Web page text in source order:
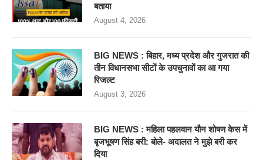
बताया
August 4, 2026
BIG NEWS : बिहार, मध्य प्रदेश और गुजरात की
तीन विधानसभा सीटों के उपचुनावों का आ गया
रिजल्ट
August 3, 2026
BIG NEWS : महिला पहलवान यौन शोषण केस में
बृजभूषण सिंह बरी: बोले- अदालत ने मुझे बरी कर
दिया